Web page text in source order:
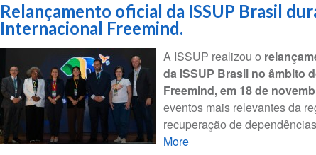
Relançamento oficial da ISSUP Brasil
Internacional Freemind.
A ISSUP realizou o
da ISSUP Brasil no âmbito
Freemind, em 18 de
eventos mais relevantes da
recuperação de
More